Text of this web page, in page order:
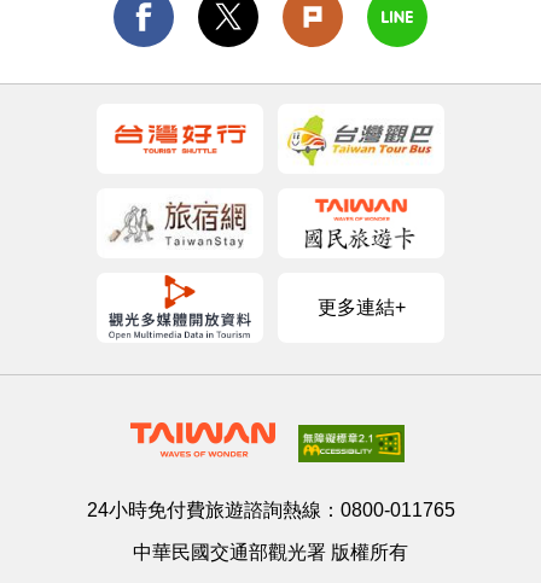
更多連結+
24小時免付費旅遊諮詢熱線： 0800-011765
中華民國交通部觀光署 版權所有